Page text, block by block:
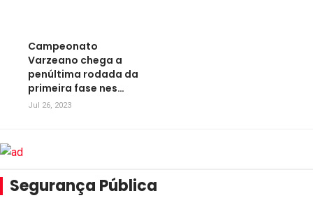
Campeonato
Varzeano chega a
penúltima rodada da
primeira fase nes…
Jul 26, 2023
Segurança Pública